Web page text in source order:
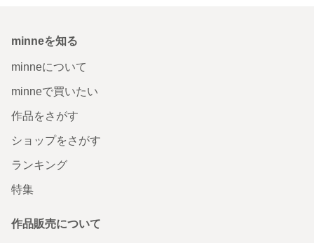
minneを知る
minneについて
minneで買いたい
作品をさがす
ショップをさがす
ランキング
特集
作品販売について